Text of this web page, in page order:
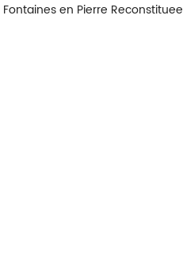
Fontaines en Pierre Reconstituee